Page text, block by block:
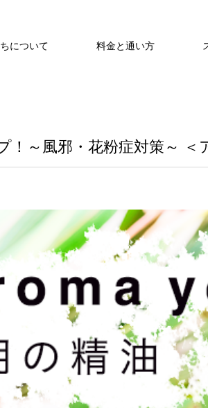
について 料金と通い方
！～風邪・花粉症対策～ ＜